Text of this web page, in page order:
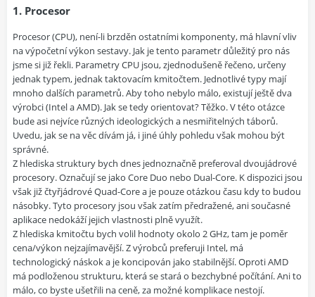
1. Procesor
Procesor (CPU), není-li brzděn ostatními komponenty, má hlavní vliv
na výpočetní výkon sestavy. Jak je tento parametr důležitý pro nás
jsme si již řekli. Parametry CPU jsou, zjednodušeně řečeno, určeny
jednak typem, jednak taktovacím kmitočtem. Jednotlivé typy mají
mnoho dalších parametrů. Aby toho nebylo málo, existují ještě dva
výrobci (Intel a AMD). Jak se tedy orientovat? Těžko. V této otázce
bude asi nejvíce různých ideologických a nesmiřitelných táborů.
Uvedu, jak se na věc dívám já, i jiné úhly pohledu však mohou být
správné.
Z hlediska struktury bych dnes jednoznačně preferoval dvoujádrové
procesory. Označují se jako Core Duo nebo Dual-Core. K dispozici jsou
však již čtyřjádrové Quad-Core a je pouze otázkou času kdy to budou
násobky. Tyto procesory jsou však zatím předražené, ani současné
aplikace nedokáží jejich vlastnosti plně využít.
Z hlediska kmitočtu bych volil hodnoty okolo 2 GHz, tam je poměr
cena/výkon nejzajímavější. Z výrobců preferuji Intel, má
technologický náskok a je koncipován jako stabilnější. Oproti AMD
má podloženou strukturu, která se stará o bezchybné počítání. Ani to
málo, co byste ušetřili na ceně, za možné komplikace nestojí.